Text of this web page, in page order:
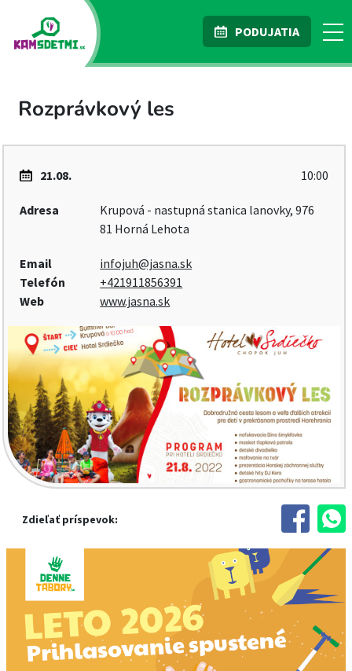
PODUJATIA
Rozprávkový les
21.08. 10:00
Adresa
Krupová - nastupná stanica lanovky, 976
81 Horná Lehota
Email
infojuh@jasna.sk
Telefón
+421911856391
Web
www.jasna.sk
Zdieľať príspevok: